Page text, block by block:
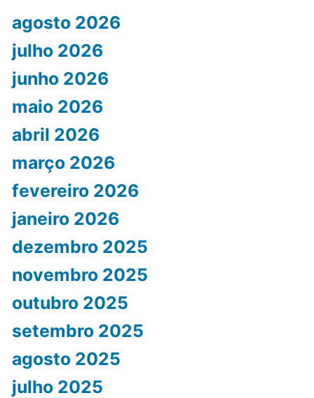
agosto 2026
julho 2026
junho 2026
maio 2026
abril 2026
março 2026
fevereiro 2026
janeiro 2026
dezembro 2025
novembro 2025
outubro 2025
setembro 2025
agosto 2025
julho 2025